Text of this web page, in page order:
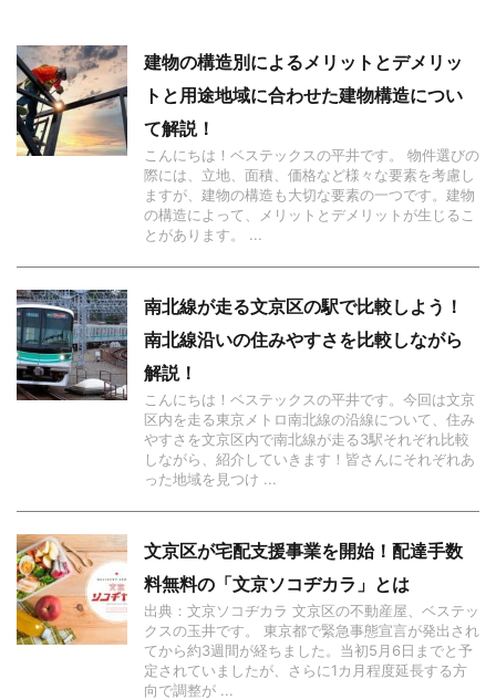
建物の構造別によるメリットとデメリッ
トと用途地域に合わせた建物構造につい
て解説！
こんにちは！ベステックスの平井です。 物件選びの
際には、立地、面積、価格など様々な要素を考慮し
ますが、建物の構造も大切な要素の一つです。建物
の構造によって、メリットとデメリットが生じるこ
とがあります。 ...
南北線が走る文京区の駅で比較しよう！
南北線沿いの住みやすさを比較しながら
解説！
こんにちは！ベステックスの平井です。今回は文京
区内を走る東京メトロ南北線の沿線について、住み
やすさを文京区内で南北線が走る3駅それぞれ比較
しながら、紹介していきます！皆さんにそれぞれあ
った地域を見つけ ...
文京区が宅配支援事業を開始！配達手数
料無料の「文京ソコヂカラ」とは
出典：文京ソコヂカラ 文京区の不動産屋、ベステッ
クスの玉井です。 東京都で緊急事態宣言が発出され
てから約3週間が経ちました。当初5月6日までと予
定されていましたが、さらに1カ月程度延長する方
向で調整が ...